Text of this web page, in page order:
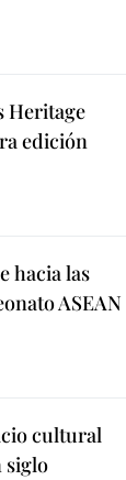
Heritage
edición
hacia las
ASEAN
cultural
siglo